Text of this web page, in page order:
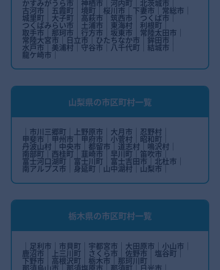
かすみがうら市 神栖市 河内町 北茨城市
古河市 五霞町 境町 桜川市 下妻市 常総市
城里町 大子町 高萩市 筑西市 つくば市
つくばみらい市 土浦市 東海村 利根町
取手市 那珂市 行方市 坂東市 常陸太田市
常陸大宮市 日立市 ひたちなか市 鉾田市
水戸市 美浦村 守谷市 八千代町 結城市
龍ケ崎市
山梨県の市区町村一覧
市川三郷町 上野原市 大月市 忍野村
甲斐市 甲州市 甲府市 小菅村 昭和町
丹波山村 中央市 都留市 道志村 鳴沢村
南部町 西桂町 韮崎市 早川町 笛吹市
富士河口湖町 富士川町 富士吉田市 北杜市
南アルプス市 身延町 山中湖村 山梨市
栃木県の市区町村一覧
足利市 市貝町 宇都宮市 大田原市 小山市
鹿沼市 上三川町 さくら市 佐野市 塩谷町
下野市 高根沢町 栃木市 那珂川町
那須烏山市 那須塩原市 那須町 日光市